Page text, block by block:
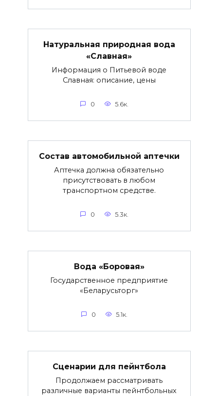
Натуральная природная вода
«Славная»
Информация о Питьевой воде
Славная: описание, цены
0 5.6к.
Состав автомобильной аптечки
Аптечка должна обязательно
присутствовать в любом
транспортном средстве.
0 5.3к.
Вода «Боровая»
Государственное предприятие
«Беларусьторг»
0 5.1к.
Сценарии для пейнтбола
Продолжаем рассматривать
различные варианты пейнтбольных